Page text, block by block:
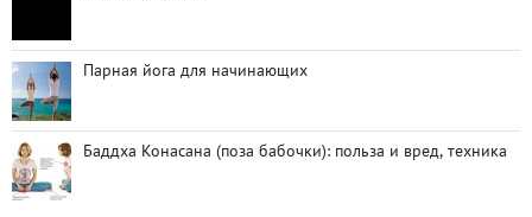
Парная йога для начинающих
Баддха Конасана (поза бабочки): польза и вред, техника